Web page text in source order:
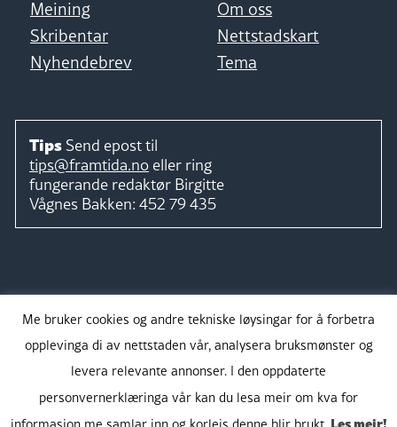
Meining
Om oss
Skribentar
Nettstadskart
Nyhendebrev
Tema
Tips Send epost til
tips@framtida.no eller ring
fungerande redaktør Birgitte
Vågnes Bakken: 452 79 435
Takk for støtta:
Me bruker cookies og andre tekniske løysingar for å forbetra
opplevinga di av nettstaden vår, analysera bruksmønster og
levera relevante annonser. I den oppdaterte
personvernerklæringa vår kan du lesa meir om kva for
Les meir!